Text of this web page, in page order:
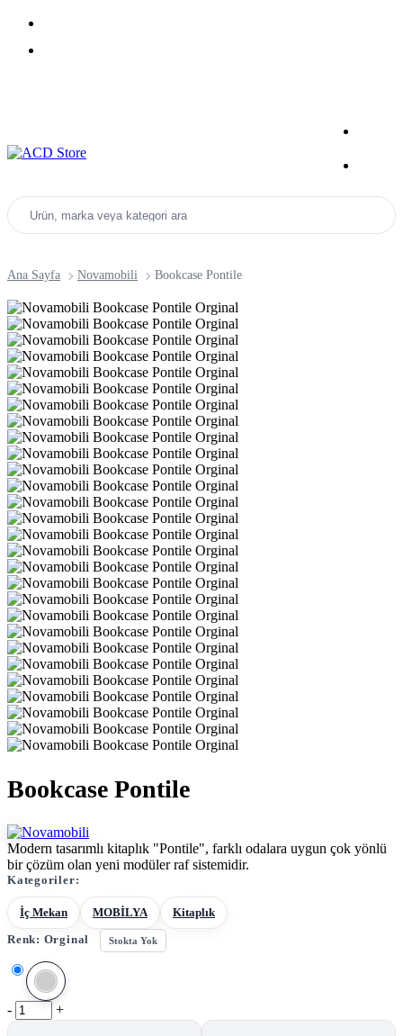
Ürün, marka veya kategori ara
Ana Sayfa Novamobili Bookcase Pontile
Bookcase Pontile
Modern tasarımlı kitaplık "Pontile", farklı odalara uygun çok yönlü
bir çözüm olan yeni modüler raf sistemidir.
Kategoriler:
İç Mekan MOBİLYA
Kitaplık
Renk: Orginal Stokta Yok
- +